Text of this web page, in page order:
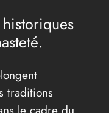
traditions